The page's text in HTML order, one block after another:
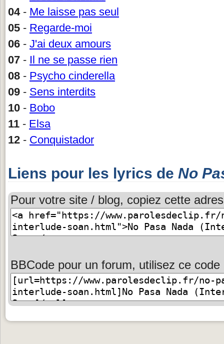
04- Me laisse pas seul
05 - Regarde-moi
06 - J'ai deux amours
07 - Il ne se passe rien
08 - Psycho cinderella
09 - Sens interdits
10 - Bobo
11 - Elsa
12 - Conquistador
Liens pour les lyrics de No
Pour votre site / blog, copiez cette
BBCode pour un forum, utilisez ce code